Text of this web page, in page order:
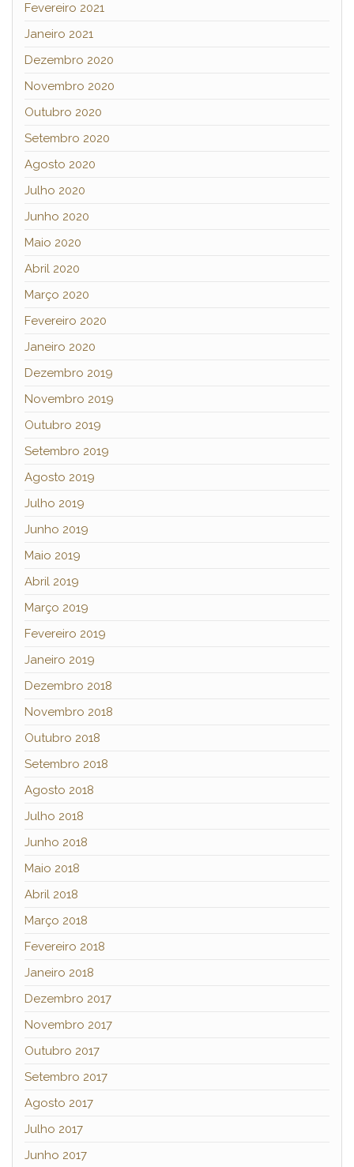
Fevereiro 2021
Janeiro 2021
Dezembro 2020
Novembro 2020
Outubro 2020
Setembro 2020
Agosto 2020
Julho 2020
Junho 2020
Maio 2020
Abril 2020
Março 2020
Fevereiro 2020
Janeiro 2020
Dezembro 2019
Novembro 2019
Outubro 2019
Setembro 2019
Agosto 2019
Julho 2019
Junho 2019
Maio 2019
Abril 2019
Março 2019
Fevereiro 2019
Janeiro 2019
Dezembro 2018
Novembro 2018
Outubro 2018
Setembro 2018
Agosto 2018
Julho 2018
Junho 2018
Maio 2018
Abril 2018
Março 2018
Fevereiro 2018
Janeiro 2018
Dezembro 2017
Novembro 2017
Outubro 2017
Setembro 2017
Agosto 2017
Julho 2017
Junho 2017